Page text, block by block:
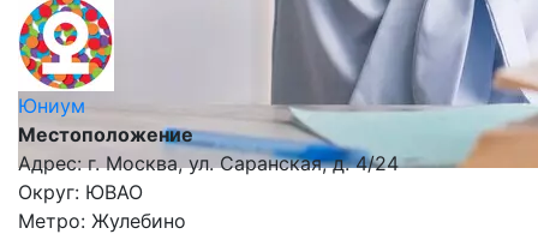
Юниум
Местоположение
Адрес: г. Москва, ул. Саранская, д. 4/24
Округ: ЮВАО
Метро: Жулебино